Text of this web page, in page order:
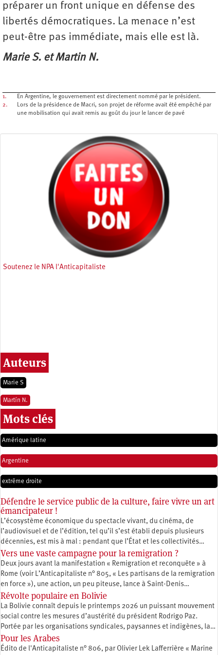
préparer un front unique en défense des
libertés démocratiques. La menace n’est
peut-être pas immédiate, mais elle est là.
Marie S. et Martin N.
1.
En Argentine, le gouvernement est directement nommé par le président.
2.
Lors de la présidence de Macri, son projet de réforme avait été empêché par
une mobilisation qui avait remis au goût du jour le lancer de pavé
Soutenez le NPA l'Anticapitaliste
Auteurs
Marie S
Martín N.
Mots clés
Amérique latine
Argentine
extrême droite
Défendre le service public de la culture, faire vivre un art
émancipateur !
L’écosystème économique du spectacle vivant, du cinéma, de
l’audiovisuel et de l’édition, tel qu’il s’est établi depuis plusieurs
décennies, est mis à mal : pendant que l’État et les collectivités…
Vers une vaste campagne pour la remigration ?
Deux jours avant la manifestation « Remigration et reconquête » à
Rome (voir L’Anticapitaliste n° 805, « Les partisans de la remigration
en force »), une action, un peu piteuse, lance à Saint-Denis…
Révolte populaire en Bolivie
La Bolivie connaît depuis le printemps 2026 un puissant mouvement
social contre les mesures d’austérité du président Rodrigo Paz.
Portée par les organisations syndicales, paysannes et indigènes, la…
Pour les Arabes
Édito de l'Anticapitaliste n° 806, par Olivier Lek Lafferrière « Marine